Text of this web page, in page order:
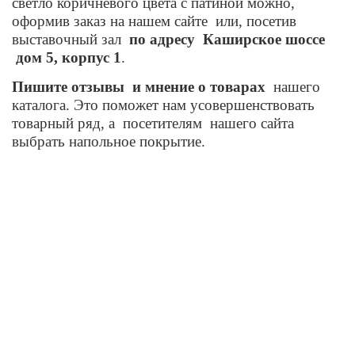
оформив заказ на нашем сайте или, посетив
выставочный зал по адресу Каширское шоссе
дом 5, корпус 1.
Пишите отзывы и мнение о товарах нашего
каталога. Это поможет нам усовершенствовать
товарный ряд, а посетителям нашего сайта
выбрать напольное покрытие.